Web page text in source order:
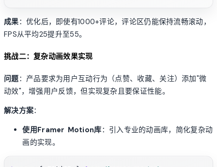
成果：优化后，即使有1000+评论，评论区仍能保持流畅滚动，
FPS从平均25提升至55。
挑战二：复杂动画效果实现
问题：产品要求为用户互动行为（点赞、收藏、关注）添加"微
动效"，增强用户反馈，但实现复杂且要保证性能。
解决方案：
使用Framer Motion库：引入专业的动画库，简化复杂动
画的实现。